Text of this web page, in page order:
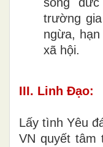
trường
ngừa,
xã hội.
III. Linh Đạo:
Lấy tình Yêu
VN quyết tâm